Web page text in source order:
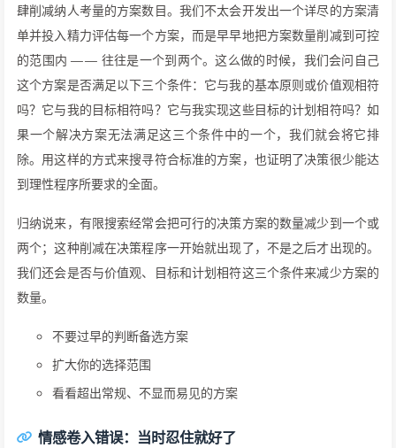
肆削减纳人考量的方案数目。我们不太会开发出一个详尽的方案清
单并投入精力评估每一个方案，而是早早地把方案数量削减到可控
的范围内 —— 往往是一个到两个。这么做的时候，我们会问自己
这个方案是否满足以下三个条件：它与我的基本原则或价值观相符
吗？它与我的目标相符吗？它与我实现这些目标的计划相符吗？如
果一个解决方案无法满足这三个条件中的一个，我们就会将它排
除。用这样的方式来搜寻符合标准的方案，也证明了决策很少能达
到理性程序所要求的全面。
归纳说来，有限搜索经常会把可行的决策方案的数量减少到一个或
两个；这种削减在决策程序一开始就出现了，不是之后才出现的。
我们还会是否与价值观、目标和计划相符这三个条件来减少方案的
数量。
不要过早的判断备选方案
扩大你的选择范围
看看超出常规、不显而易见的方案
情感卷入错误：当时忍住就好了